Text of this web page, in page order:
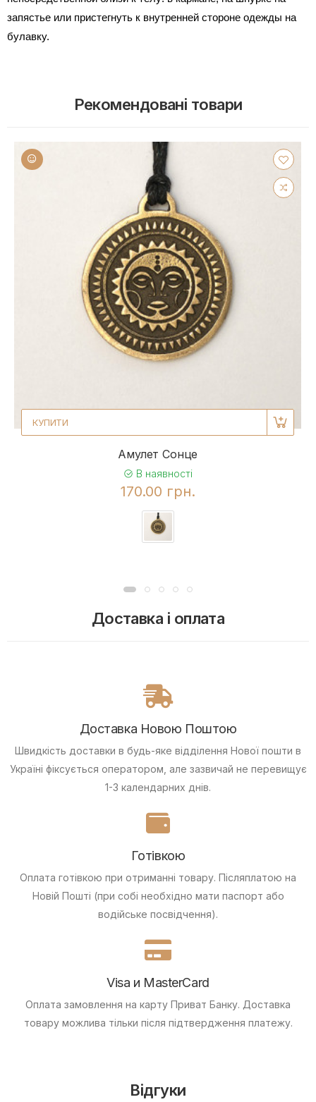
запястье или пристегнуть к внутренней стороне одежды на
булавку.
Рекомендовані товари
КУПИТИ
Амулет Сонце
В наявності
170.00 грн.
Доставка і оплата
Доставка Новою Поштою
Швидкість доставки в будь-яке відділення Нової пошти в
Україні фіксується оператором, але зазвичай не перевищує
1-3 календарних днів.
Готівкою
Оплата готівкою при отриманні товару. Післяплатою на
Новій Пошті (при собі необхідно мати паспорт або
водійське посвідчення).
Visa и MasterCard
Оплата замовлення на карту Приват Банку. Доставка
товару можлива тільки після підтвердження платежу.
Відгуки